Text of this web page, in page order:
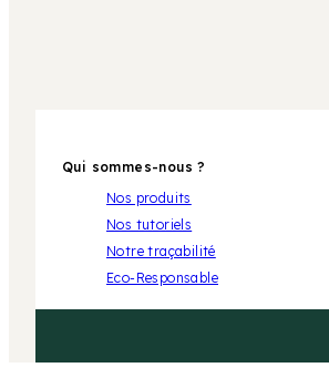
Qui sommes-nous ?
Nos produits
Nos tutoriels
Notre traçabilité
Eco-Responsable